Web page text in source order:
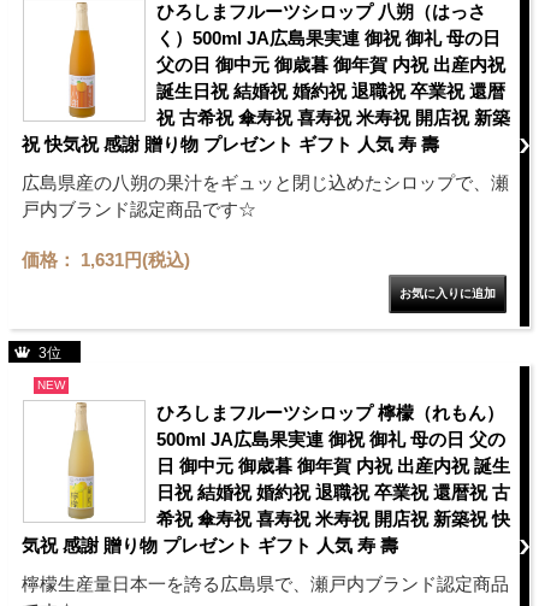
ひろしまフルーツシロップ 八朔（はっさ
く）500ml JA広島果実連 御祝 御礼 母の日
父の日 御中元 御歳暮 御年賀 内祝 出産内祝
誕生日祝 結婚祝 婚約祝 退職祝 卒業祝 還暦
祝 古希祝 傘寿祝 喜寿祝 米寿祝 開店祝 新築
祝 快気祝 感謝 贈り物 プレゼント ギフト 人気 寿 壽
広島県産の八朔の果汁をギュッと閉じ込めたシロップで、瀬
戸内ブランド認定商品です☆
価格： 1,631円(税込)
3位
NEW
ひろしまフルーツシロップ 檸檬（れもん）
500ml JA広島果実連 御祝 御礼 母の日 父の
日 御中元 御歳暮 御年賀 内祝 出産内祝 誕生
日祝 結婚祝 婚約祝 退職祝 卒業祝 還暦祝 古
希祝 傘寿祝 喜寿祝 米寿祝 開店祝 新築祝 快
気祝 感謝 贈り物 プレゼント ギフト 人気 寿 壽
檸檬生産量日本一を誇る広島県で、瀬戸内ブランド認定商品